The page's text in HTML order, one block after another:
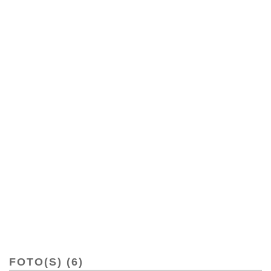
FOTO(S) (6)